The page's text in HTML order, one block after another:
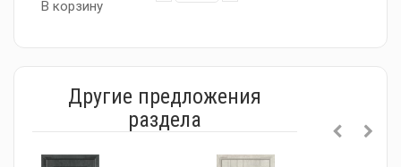
В корзину
Другие предложения
раздела